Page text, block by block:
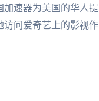
加速器为美国的华人提
访问爱奇艺上的影视作